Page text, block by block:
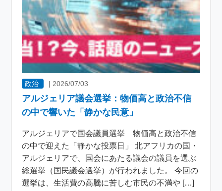
政治 |2026/07/03
アルジェリア議会選挙：物価高と政治不信
の中で響いた「静かな民意」
アルジェリアで国会議員選挙 物価高と政治不信
の中で迎えた「静かな投票日」 北アフリカの国・
アルジェリアで、国会にあたる議会の議員を選ぶ
総選挙（国民議会選挙）が行われました。 今回の
選挙は、生活費の高騰に苦しむ市民の不満や […]